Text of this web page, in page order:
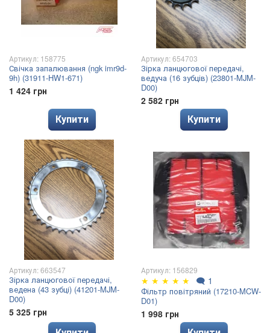
Артикул: 158775
Свічка запалювання (ngk imr9d-
9h) (31911-HW1-671)
1 424 грн
Купити
Артикул: 654703
Зірка ланцюгової передачі,
ведуча (16 зубців) (23801-MJM-
D00)
2 582 грн
Купити
Артикул: 663547
Зірка ланцюгової передачі,
ведена (43 зубці) (41201-MJM-
D00)
5 325 грн
Артикул: 156829
★ ★ ★ ★ ★ 🗨 1
Фільтр повітряний (17210-MCW-
D01)
1 998 грн